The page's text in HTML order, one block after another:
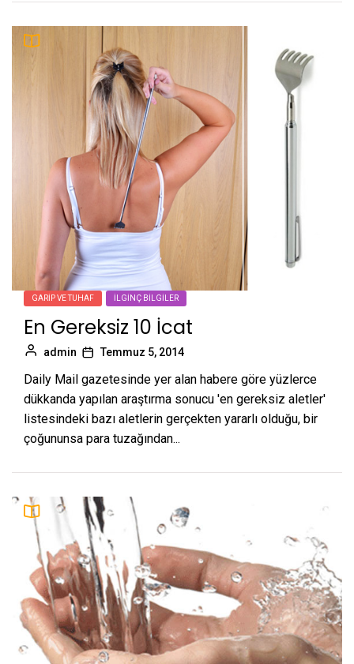
GARIP VE TUHAF İLGINÇ BILGILER
En Gereksiz 10 İcat
admin Temmuz 5, 2014
Daily Mail gazetesinde yer alan habere göre yüzlerce
dükkanda yapılan araştırma sonucu 'en gereksiz aletler'
listesindeki bazı aletlerin gerçekten yararlı olduğu, bir
çoğununsa para tuzağından...